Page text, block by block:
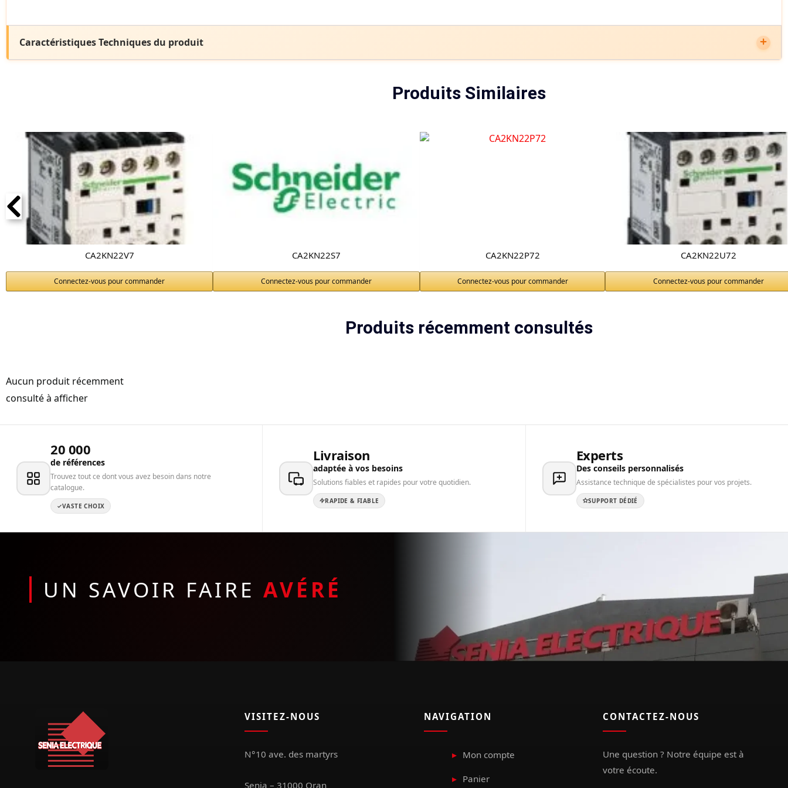
Caractéristiques Techniques du produit
Produits Similaires
CA2KN22V7
Connectez-vous pour commander
CA2KN22S7
Connectez-vous pour commander
CA2KN22P72
Connectez-vous pour commander
CA2KN22U72
Connectez-vous pour commander
Produits récemment consultés
Aucun produit récemment
consulté à afficher
20 000
de références
Trouvez tout ce dont vous avez besoin dans notre
catalogue.
VASTE CHOIX
Livraison
adaptée à vos besoins
Solutions fiables et rapides pour votre quotidien.
RAPIDE & FIABLE
Experts
Des conseils personnalisés
Assistance technique de spécialistes pour vos projets.
SUPPORT DÉDIÉ
UN SAVOIR FAIRE AVÉRÉ
VISITEZ-NOUS
N°10 ave. des martyrs
Senia – 31000 Oran
NAVIGATION
Mon compte
Panier
CONTACTEZ-NOUS
Une question ? Notre équipe est à
votre écoute.